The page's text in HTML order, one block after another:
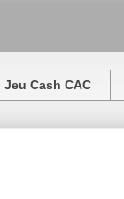
Jeu Cash CAC